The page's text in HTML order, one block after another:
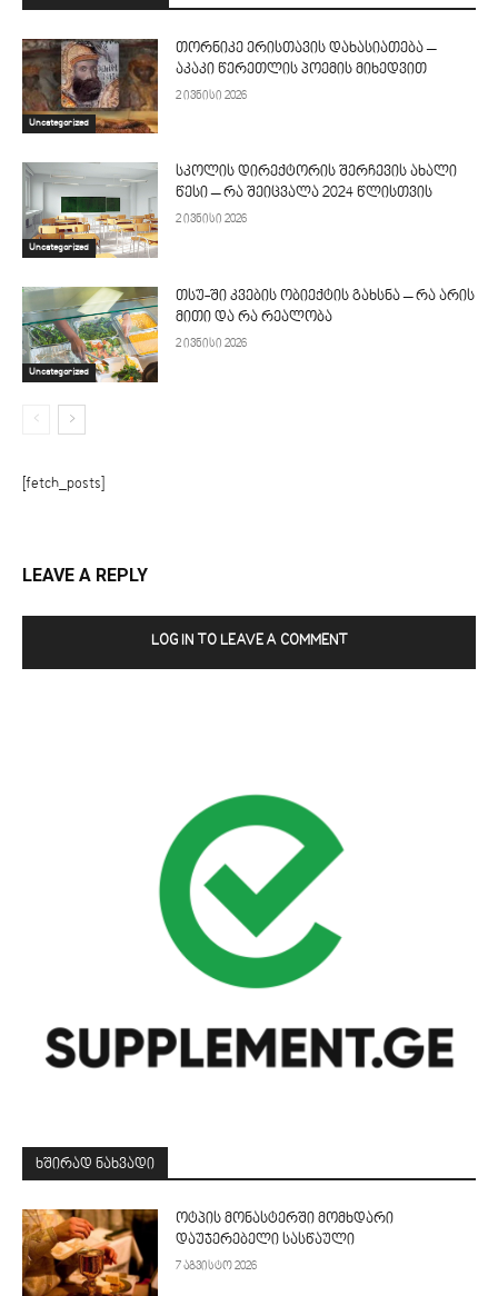
Uncategorized
თორნიკე ერისთავის დახასიათება –
აკაკი წერეთლის პოემის მიხედვით
2 ივნისი 2026
Uncategorized
სკოლის დირექტორის შერჩევის ახალი
წესი – რა შეიცვალა 2024 წლისთვის
2 ივნისი 2026
Uncategorized
თსუ-ში კვების ობიექტის გახსნა – რა არის
მითი და რა რეალობა
2 ივნისი 2026
[fetch_posts]
LEAVE A REPLY
LOG IN TO LEAVE A COMMENT
ᲮᲨᲘᲠᲐᲓ ᲜᲐᲮᲕᲐᲓᲘ
ოტპის მონასტერში მომხდარი
დაუჯერებელი სასწაული
7 აგვისტო 2026